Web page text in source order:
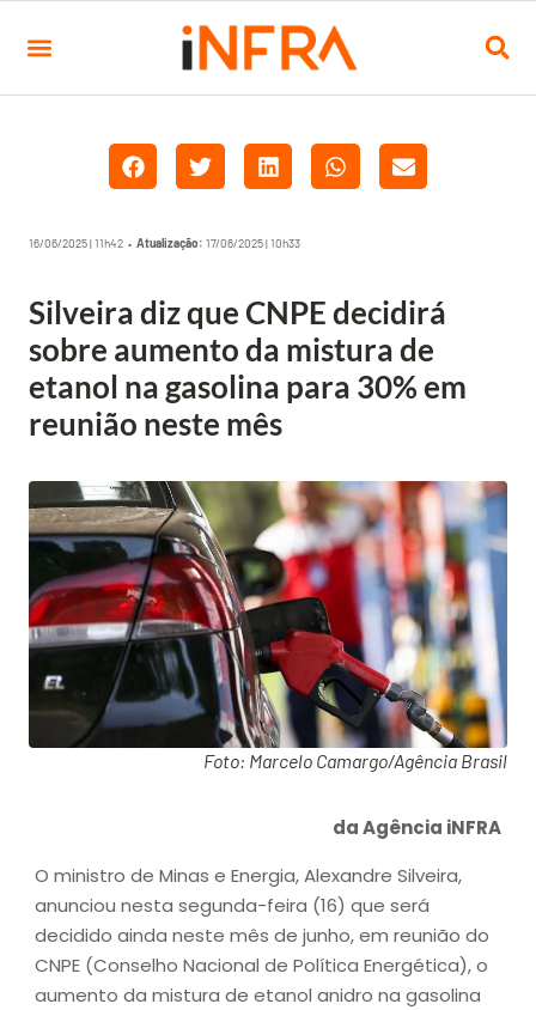
16/06/2025 | 11h42 • Atualização: 17/06/2025 | 10h33
Silveira diz que CNPE decidirá
sobre aumento da mistura de
etanol na gasolina para 30% em
reunião neste mês
Foto: Marcelo Camargo/Agência Brasil
da Agência iNFRA
O ministro de Minas e Energia, Alexandre Silveira,
anunciou nesta segunda-feira (16) que será
decidido ainda neste mês de junho, em reunião do
CNPE (Conselho Nacional de Política Energética), o
aumento da mistura de etanol anidro na gasolina